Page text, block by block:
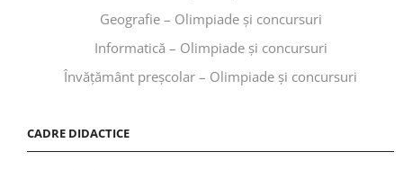
Geografie – Olimpiade și concursuri
Informatică – Olimpiade și concursuri
Învăţământ preşcolar – Olimpiade și concursuri
CADRE DIDACTICE